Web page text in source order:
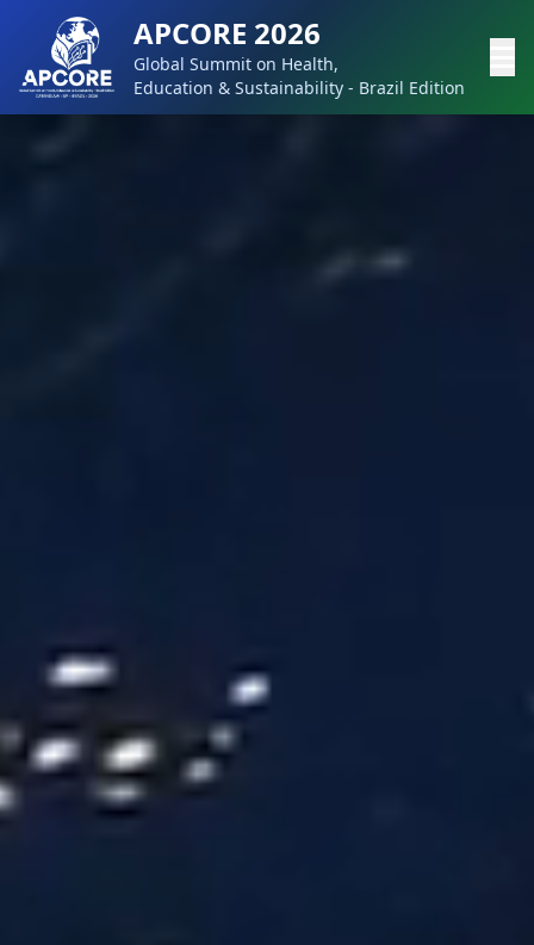
APCORE 2026
Global Summit on Health,
Education & Sustainability - Brazil Edition